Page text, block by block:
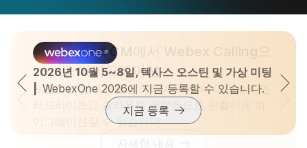
2026년 10월 5~8일, 텍사스 오스틴 및 가상 미팅
WebexOne 2026에 지금 등록할 수 있습니다.
지금 등록
Unified CM에서 Webex Calling으
로 마이그레이션
포괄적인 안내서를 참조하여 Webex Calling의 엔
터프라이즈급 클라우드 플랫폼으로 원활하게 마
이그레이션할 수 있습니다.